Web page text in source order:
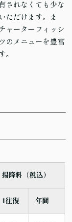
されなくても少な
ただけます。ま
ャーターフィッシ
のメニューを豊富
。
揚降料（税込）
1往復 年間